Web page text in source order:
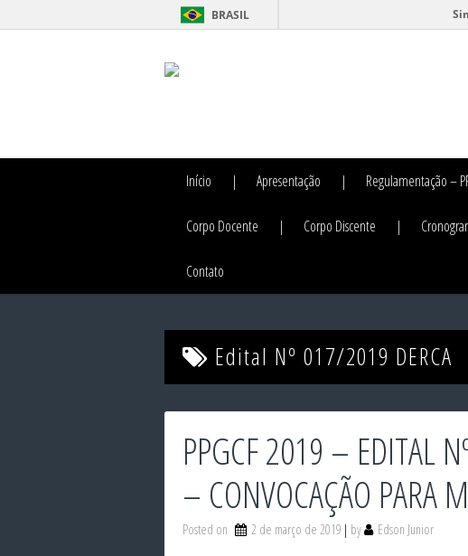
BRASIL
Início Apresentação Regulamentação –
Corpo Docente Corpo Discente
Contato
Edital Nº 017/2019 DERCA
PPGCF 2019 – EDITAL
– CONVOCAÇÃO PARA
Posted on 2 de março de 2019 by Edson Junior